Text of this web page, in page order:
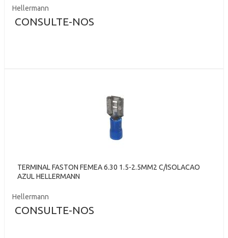
Hellermann
CONSULTE-NOS
TERMINAL FASTON FEMEA 6.30 1.5-2.5MM2 C/ISOLACAO
AZUL HELLERMANN
Hellermann
CONSULTE-NOS